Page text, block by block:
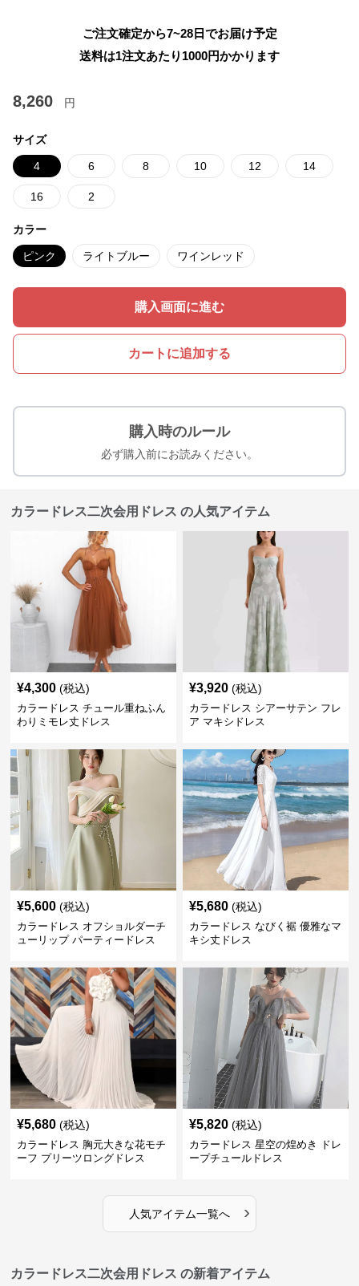
ご注文確定から7~28日でお届け予定
送料は1注文あたり 1000円かかります
8,260 円
サイズ
4 6 8 10 12 14
16 2
カラー
ピンク ライトブルー ワインレッド
購入画面に進む
カートに追加する
購入時のルール
必ず購入前にお読みください。
カラードレス二次会用ドレス の人気アイテム
¥4,300 (税込)
カラードレス チュール重ねふん
わりミモレ丈ドレス
¥3,920 (税込)
カラードレス シアーサテン フレ
ア マキシドレス
¥5,600 (税込)
カラードレス オフショルダーチ
ューリップ パーティードレス
¥5,680 (税込)
カラードレス なびく裾 優雅なマ
キシ丈ドレス
¥5,680 (税込)
カラードレス 胸元大きな花モチ
ーフ プリーツロングドレス
¥5,820 (税込)
カラードレス 星空の煌めき ドレ
ープチュールドレス
人気アイテム一覧へ ›
カラードレス二次会用ドレス の新着アイテム